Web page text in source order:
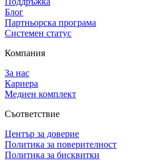
Блог
Партньорска програма
Системен статус
Компания
За нас
Кариера
Медиен комплект
Съответствие
Център за доверие
Политика за поверителност
Политика за бисквитки